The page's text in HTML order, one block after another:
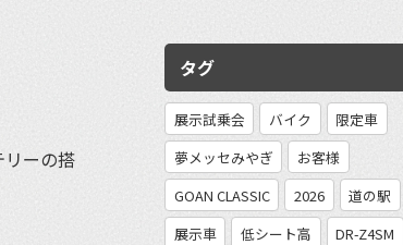
ーの搭
タグ
展示試乗会 バイク
限定車
夢メッセみやぎ
お客様
GOAN CLASSIC
2026
道の駅
展示車
低シート高
DR-Z4SM